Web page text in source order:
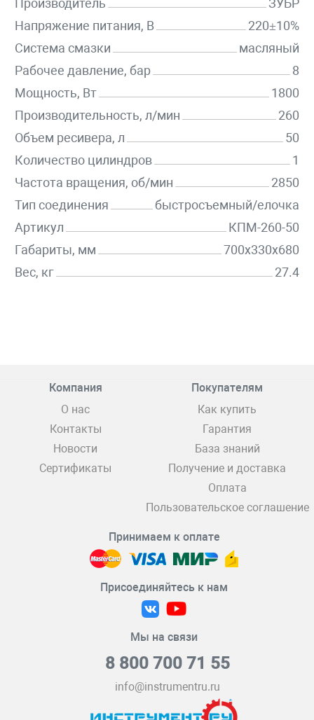
Производитель
ЗУБР
Напряжение питания, В
220±10%
Система смазки
масляный
Рабочее давление, бар
8
Мощность, Вт
1800
Производительность, л/мин
260
Объем ресивера, л
50
Количество цилиндров
1
Частота вращения, об/мин
2850
Тип соединения
быстросъемный/елочка
Артикул
КПМ-260-50
Габариты, мм
700х330х680
Вес, кг
27.4
Компания
О нас
Контакты
Новости
Сертификаты
Покупателям
Как купить
Гарантия
База знаний
Получение и доставка
Оплата
Пользовательское соглашение
Принимаем к оплате
Присоединяйтесь к нам
Мы на связи
8 800 700 71 55
info@instrumentru.ru